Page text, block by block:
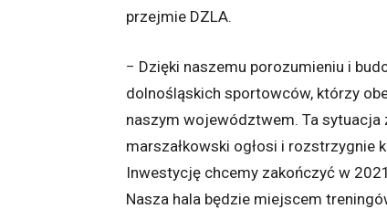
przejmie DZLA.
− Dzięki naszemu porozumieniu i
dolnośląskich sportowców, którzy
naszym województwem. Ta
marszałkowski ogłosi i rozstrzygnie
Inwestycję chcemy zakończyć w
Nasza hala będzie miejscem